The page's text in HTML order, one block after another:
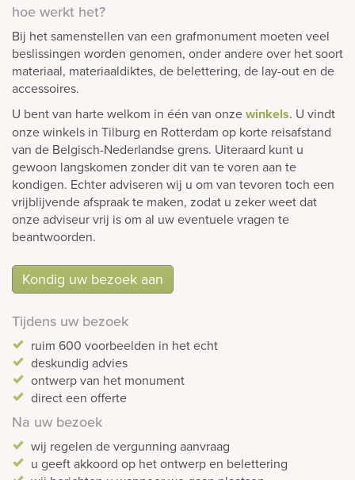
hoe werkt het?
Bij het samenstellen van een grafmonument moeten veel
beslissingen worden genomen, onder andere over het soort
materiaal, materiaaldiktes, de belettering, de lay-out en de
accessoires.
U bent van harte welkom in één van onzewinkels. U vindt
onze winkels in Tilburg en Rotterdam op korte reisafstand
van de Belgisch-Nederlandse grens. Uiteraard kunt u
gewoon langskomen zonder dit van te voren aan te
kondigen. Echter adviseren wij u om van tevoren toch een
vrijblijvende afspraak te maken, zodat u zeker weet dat
onze adviseur vrij is om al uw eventuele vragen te
beantwoorden.
Kondig uw bezoek aan
Tijdens uw bezoek
ruim 600 voorbeelden in het echt
deskundig advies
ontwerp van het monument
direct een offerte
Na uw bezoek
wij regelen de vergunning aanvraag
u geeft akkoord op het ontwerp en belettering